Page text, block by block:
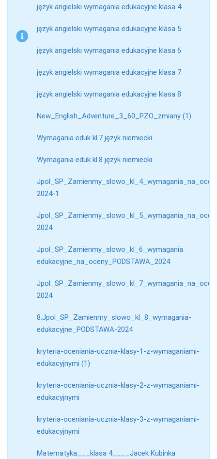
język angielski wymagania edukacyjne klasa 4
język angielski wymagania edukacyjne klasa 5
język angielski wymagania edukacyjne klasa 6
język angielski wymagania edukacyjne klasa 7
język angielski wymagania edukacyjne klasa 8
New_English_Adventure_3_60_PZO_zmiany (1)
Wymagania eduk kl.7 język niemiecki
Wymagania eduk kl.8 język niemiecki
2024-1
2024
Jpol_SP_Zamienmy_slowo_kl_6_wymagania
edukacyjne_na_oceny_PODSTAWA_2024
2024
8.Jpol_SP_Zamienmy_slowo_kl_8_wymagania-
edukacyjne_PODSTAWA-2024
kryteria-oceniania-ucznia-klasy-1-z-wymaganiami-
edukacyjnymi (1)
kryteria-oceniania-ucznia-klasy-2-z-wymaganiami-
edukacyjnymi
kryteria-oceniania-ucznia-klasy-3-z-wymaganiami-
edukacyjnymi
Matematyka___klasa 4____Jacek Kubinka